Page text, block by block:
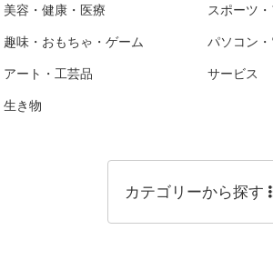
美容・健康・医療 スポーツ
趣味・おもちゃ・ゲーム パソコン
アート・工芸品 サービス
生き物
カテゴリーから探す